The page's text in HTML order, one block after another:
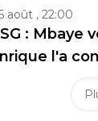
août , 22:00
: Mbaye
l'a